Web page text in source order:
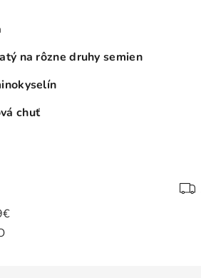
na rôzne druhy semien
chuť